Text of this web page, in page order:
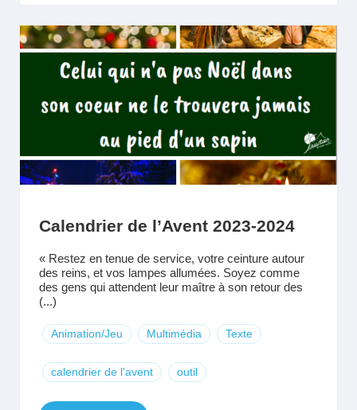
Calendrier de l’Avent 2023-2024
« Restez en tenue de service, votre ceinture autour
des reins, et vos lampes allumées. Soyez comme
des gens qui attendent leur maître à son retour des
(...)
Animation/Jeu Multimédia Texte
calendrier de l'avent outil